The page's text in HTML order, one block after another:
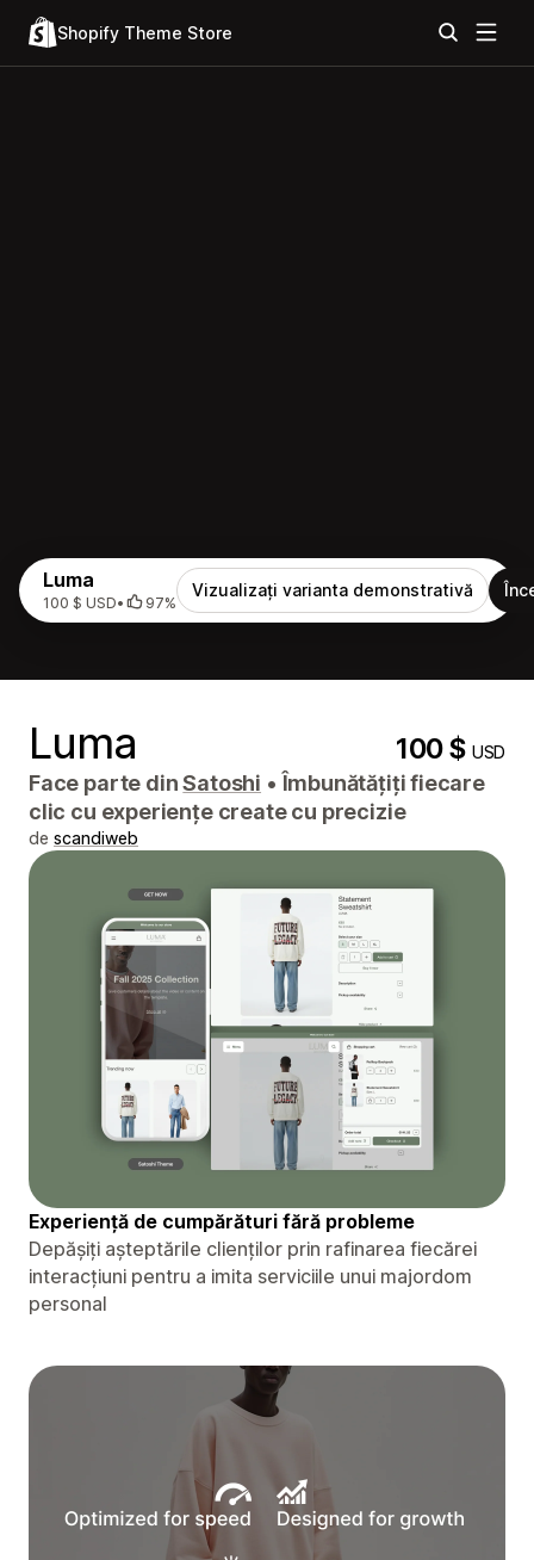
Shopify Theme Store
Luma
100 $ USD• 97%
Vizualizați varianta demonstrativă
Luma 100 $USD
Face parte dinSatoshi • Îmbunătățiți fiecare
clic cu experiențe create cu precizie
de scandiweb
Experiență de cumpărături fără probleme
Depășiți așteptările clienților prin rafinarea fiecărei
interacțiuni pentru a imita serviciile unui majordom
personal